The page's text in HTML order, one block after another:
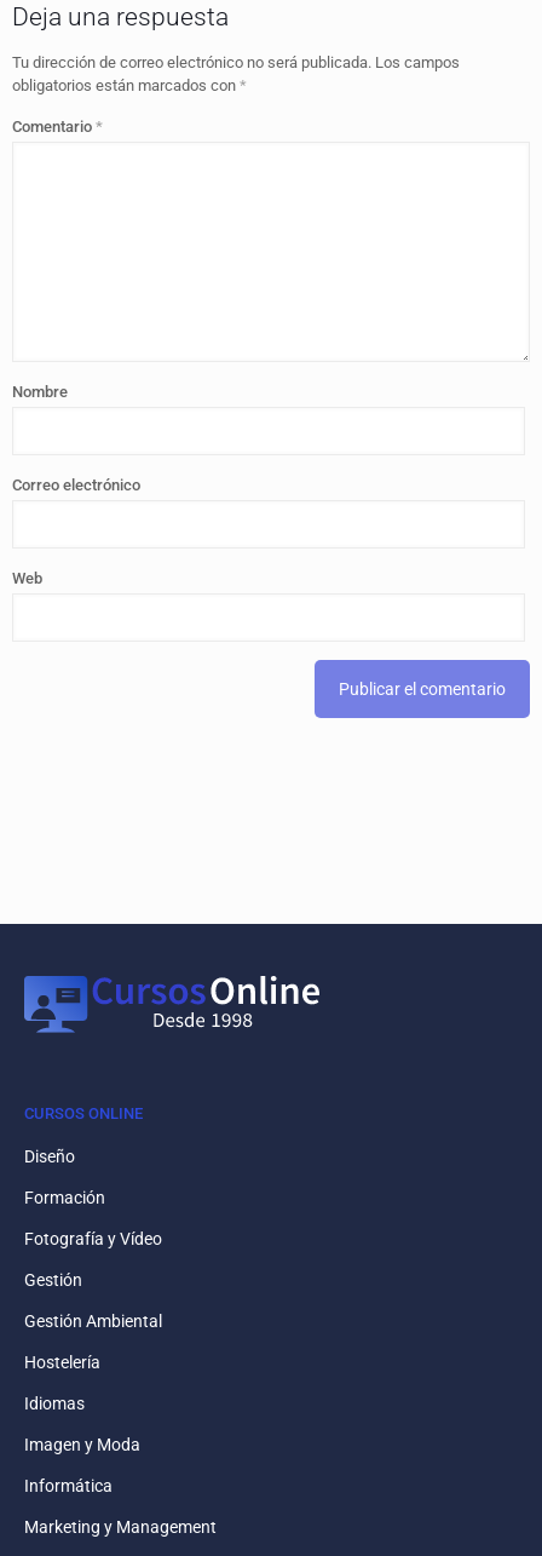
Deja una respuesta
Tu dirección de correo electrónico no será publicada. Los campos
obligatorios están marcados con *
Comentario *
Nombre
Correo electrónico
Web
CURSOS ONLINE
Diseño
Formación
Fotografía y Vídeo
Gestión
Gestión Ambiental
Hostelería
Idiomas
Imagen y Moda
Informática
Marketing y Management